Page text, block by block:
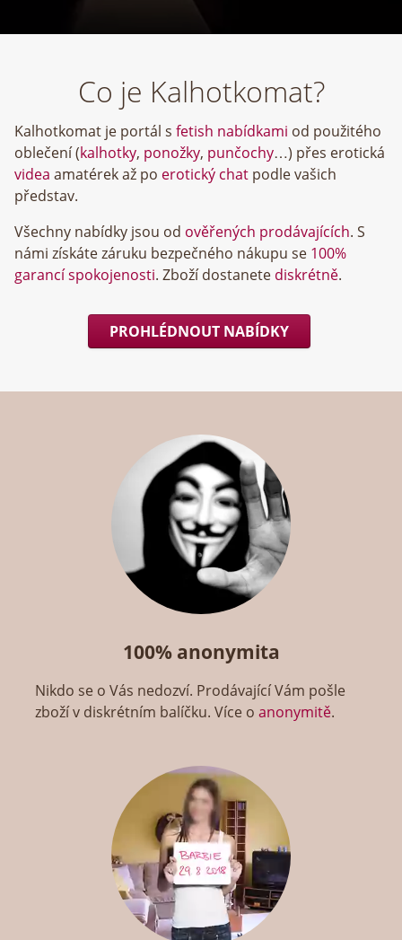
Co je Kalhotkomat?
Kalhotkomat je portál s fetish nabídkami od použitého
oblečení (kalhotky, ponožky, punčochy…) přes erotická
videa amatérek až po erotický chat podle vašich
představ.
Všechny nabídky jsou od ověřených prodávajících. S
námi získáte záruku bezpečného nákupu se 100%
garancí spokojenosti. Zboží dostanete diskrétně.
PROHLÉDNOUT NABÍDKY
100% anonymita
Nikdo se o Vás nedozví. Prodávající Vám pošle
zboží v diskrétním balíčku. Více oanonymitě.